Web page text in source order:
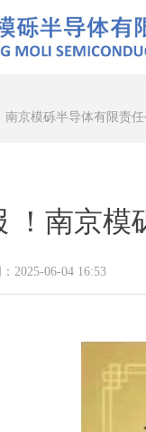
！南京模
2025-06-04 16:53
南京模砾半导体有限责